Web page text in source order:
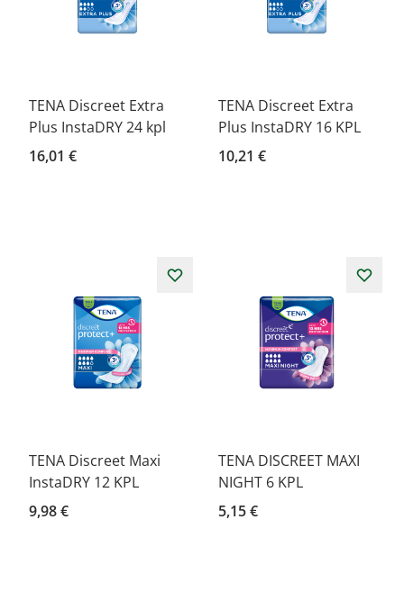
TENA Discreet Extra
Plus InstaDRY 24 kpl
16,01 €
TENA Discreet Extra
Plus InstaDRY 16 KPL
10,21 €
TENA Discreet Maxi
InstaDRY 12 KPL
9,98 €
TENA DISCREET MAXI
NIGHT 6 KPL
5,15 €